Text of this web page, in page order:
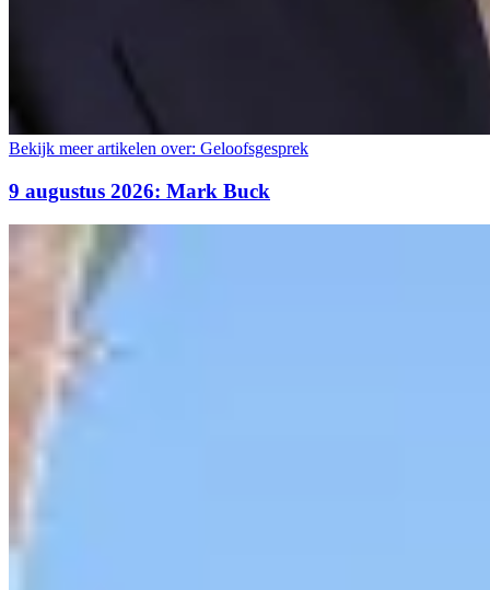
Bekijk meer artikelen over: Geloofsgesprek
9 augustus 2026: Mark Buck